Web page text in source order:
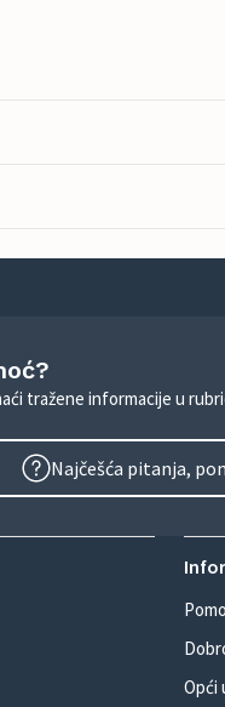
tražene informacije u
Najčešća pitanja,
Opći